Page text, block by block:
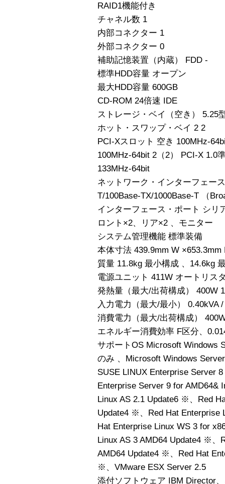
RAID1機能付き
チャネル数 1
内部コネクター 1
外部コネクター 0
補助記憶装置（内蔵） FDD -
標準HDD容量 オープン
最大HDD容量 600GB
CD-ROM 24倍速 IDE
ストレージ・ベイ（空き） 5.25
ホット・スワップ・ベイ 2 2
PCI-Xスロット 空き 100MHz-
100MHz-64bit 2（2） PCI-X 1.0
133MHz-64bit
ネットワーク・インターフェー
T/100Base-TX/1000Base-T （
インターフェース・ポート シリ
ロント×2、リア×2 、モニター
システム管理機能 標準装備
本体寸法 439.9mm W ×653.3mm
質量 11.8kg 最小構成 、14.6kg
電源ユニット 411W オートリス
発熱量（最大/出荷構成） 400W
入力電力（最大/最小） 0.40kVA
消費電力（最大/出荷構成）
エネルギー消費効率 F区分、
サポートOS Microsoft Windows
のみ 、Microsoft Windows
SUSE LINUX Enterprise Server
Enterprise Server 9 for
Linux AS 2.1 Update6 ※、Red
Update4 ※、Red Hat Enterprise
Hat Enterprise Linux WS 3 for
Linux AS 3 AMD64 Update4 ※、
AMD64 Update4 ※、Red Hat
※、VMware ESX Server 2.5
添付ソフトウェア IBM Director